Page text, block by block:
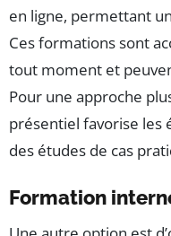
en ligne, permettant
Ces formations sont
tout moment et
Pour une approche
présentiel favorise les
des études de cas
Formation